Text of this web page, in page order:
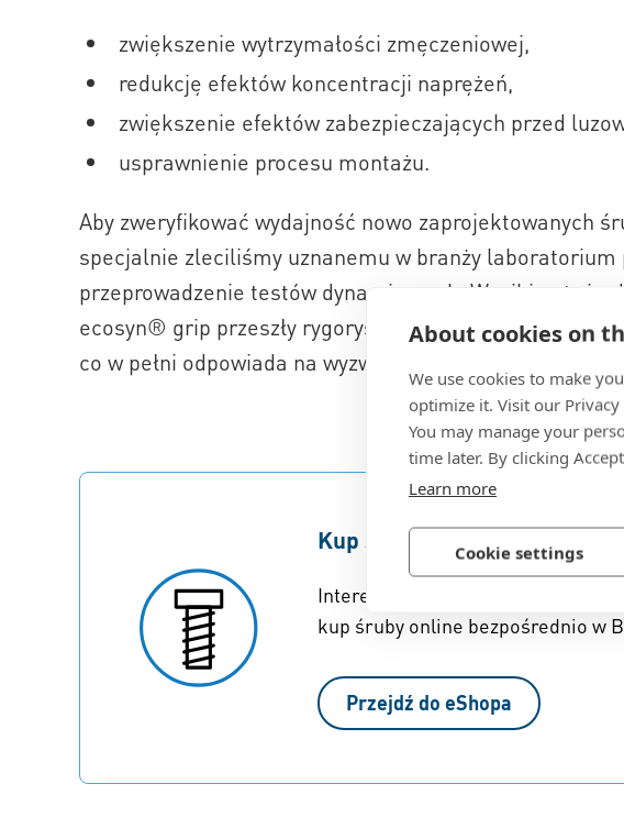
About cookies on
We use cookies to make
optimize it. Visit our
You may manage your
time later. By clicking
Learn more
Cookie settings
zwiększenie wytrzymałości zmęczeniowej,
redukcję efektów koncentracji naprężeń,
zwiększenie efektów zabezpieczających przed
usprawnienie procesu montażu.
Aby zweryfikować wydajność nowo zaprojektowanych
specjalnie zleciliśmy uznanemu w branży laboratorium
przeprowadzenie testów dynamicznych. Wyniki
ecosyn® grip przeszły rygorystyczny dynamiczny test
co w pełni odpowiada na wyzwanie klienta.
Kup śruby ecosyn® grip
Interesują cię też inne
kup śruby online bezpośrednio w
Przejdź do eShopa